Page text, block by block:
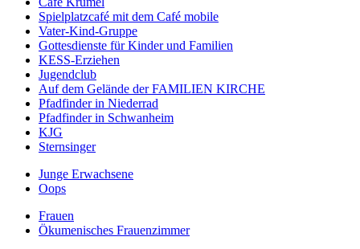
Spielplatzcafé mit dem Café mobile
Vater-Kind-Gruppe
Gottesdienste für Kinder und Familien
KESS-Erziehen
Jugendclub
Auf dem Gelände der FAMILIEN KIRCHE
Pfadfinder in Niederrad
Pfadfinder in Schwanheim
KJG
Sternsinger
Junge Erwachsene
Oops
Frauen
Ökumenisches Frauenzimmer